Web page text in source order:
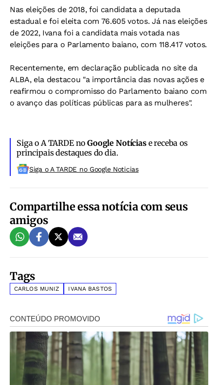
Nas eleições de 2018, foi candidata a deputada
estadual e foi eleita com 76.605 votos. Já nas eleições
de 2022, Ivana foi a candidata mais votada nas
eleições para o Parlamento baiano, com 118.417 votos.
Recentemente, em declaração publicada no site da
ALBA, ela destacou "a importância das novas ações e
reafirmou o compromisso do Parlamento baiano com
o avanço das políticas públicas para as mulheres".
Siga o A TARDE noGoogle Notíciase receba os
principais destaques do dia.
Siga o A TARDE no Google Noticias
Compartilhe essa notícia com seus
amigos
Tags
CARLOS MUNIZ IVANA BASTOS